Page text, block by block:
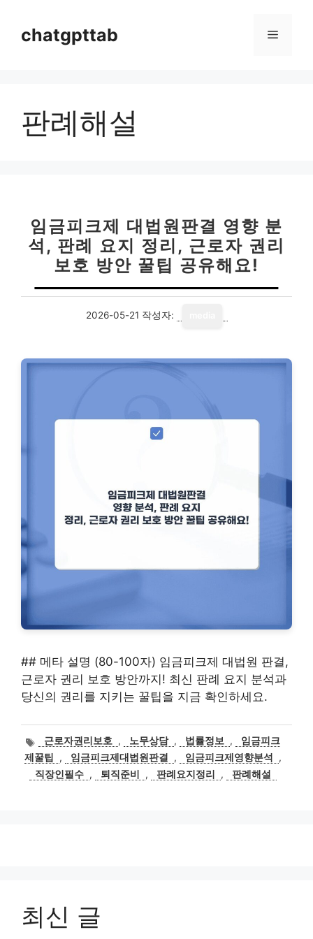
chatgpttab 메
판례해설
임금피크제 대법원판결 영향 분
석, 판례 요지 정리, 근로자 권리
보호 방안 꿀팁 공유해요!
2026-05-21 작성자:
## 메타 설명 (80-100자) 임금피크제 대법원 판결,
근로자 권리 보호 방안까지! 최신 판례 요지 분석과
당신의 권리를 지키는 꿀팁을 지금 확인하세요.
태
그
근로자권리보호 , 노무상담 , 법률정보 ,
임금피크
제꿀팁
, 임금피크제대법원판결 , 임금피크제영향분석
,
직장인필수 , 퇴직준비 , 판례요지정리 , 판례해설
최신 글